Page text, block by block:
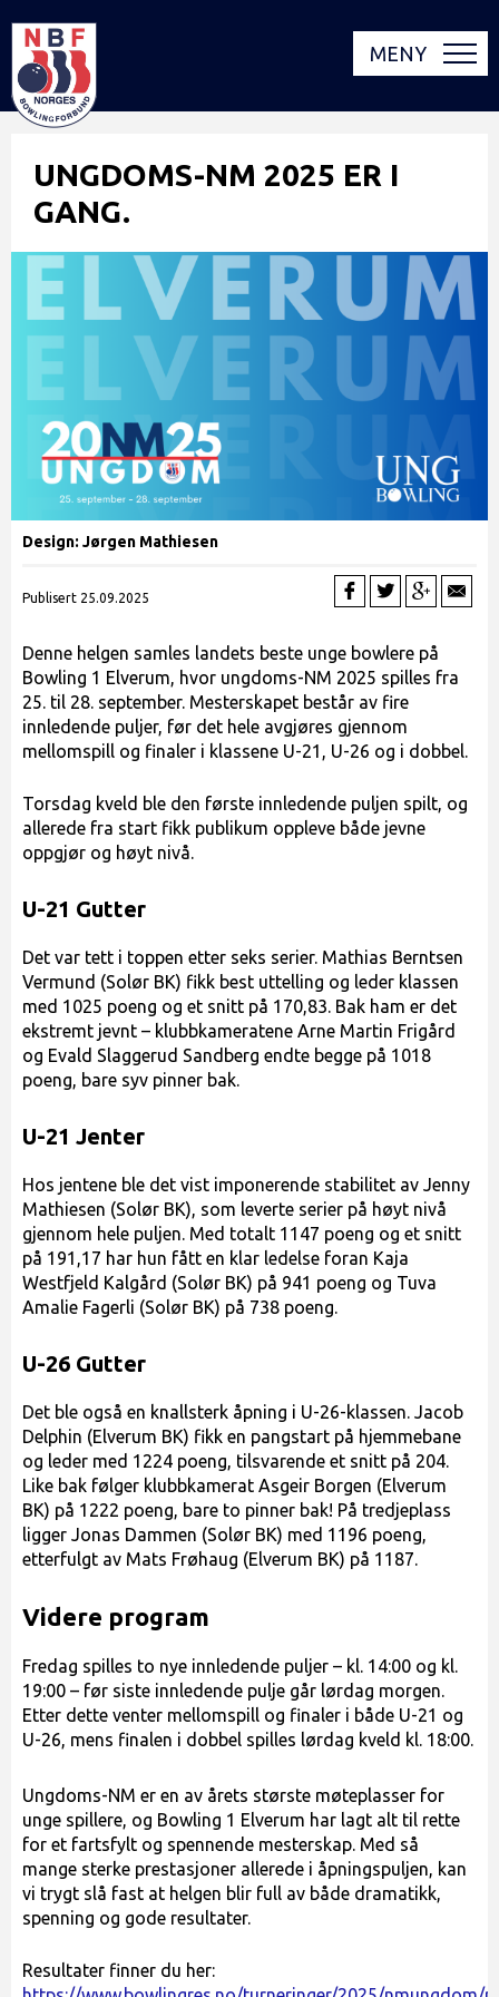
MENY
UNGDOMS-NM 2025 ER I
GANG.
Design: Jørgen Mathiesen
Publisert 25.09.2025
Denne helgen samles landets beste unge bowlere på
Bowling 1 Elverum, hvor ungdoms-NM 2025 spilles fra
25. til 28. september. Mesterskapet består av fire
innledende puljer, før det hele avgjøres gjennom
mellomspill og finaler i klassene U-21, U-26 og i dobbel.
Torsdag kveld ble den første innledende puljen spilt, og
allerede fra start fikk publikum oppleve både jevne
oppgjør og høyt nivå.
U-21 Gutter
Det var tett i toppen etter seks serier. Mathias Berntsen
Vermund (Solør BK) fikk best uttelling og leder klassen
med 1025 poeng og et snitt på 170,83. Bak ham er det
ekstremt jevnt – klubbkameratene Arne Martin Frigård
og Evald Slaggerud Sandberg endte begge på 1018
poeng, bare syv pinner bak.
U-21 Jenter
Hos jentene ble det vist imponerende stabilitet av Jenny
Mathiesen (Solør BK), som leverte serier på høyt nivå
gjennom hele puljen. Med totalt 1147 poeng og et snitt
på 191,17 har hun fått en klar ledelse foran Kaja
Westfjeld Kalgård (Solør BK) på 941 poeng og Tuva
Amalie Fagerli (Solør BK) på 738 poeng.
U-26 Gutter
Det ble også en knallsterk åpning i U-26-klassen. Jacob
Delphin (Elverum BK) fikk en pangstart på hjemmebane
og leder med 1224 poeng, tilsvarende et snitt på 204.
Like bak følger klubbkamerat Asgeir Borgen (Elverum
BK) på 1222 poeng, bare to pinner bak! På tredjeplass
ligger Jonas Dammen (Solør BK) med 1196 poeng,
etterfulgt av Mats Frøhaug (Elverum BK) på 1187.
Videre program
Fredag spilles to nye innledende puljer – kl. 14:00 og kl.
19:00 – før siste innledende pulje går lørdag morgen.
Etter dette venter mellomspill og finaler i både U-21 og
U-26, mens finalen i dobbel spilles lørdag kveld kl. 18:00.
Ungdoms-NM er en av årets største møteplasser for
unge spillere, og Bowling 1 Elverum har lagt alt til rette
for et fartsfylt og spennende mesterskap. Med så
mange sterke prestasjoner allerede i åpningspuljen, kan
vi trygt slå fast at helgen blir full av både dramatikk,
spenning og gode resultater.
Resultater finner du her: